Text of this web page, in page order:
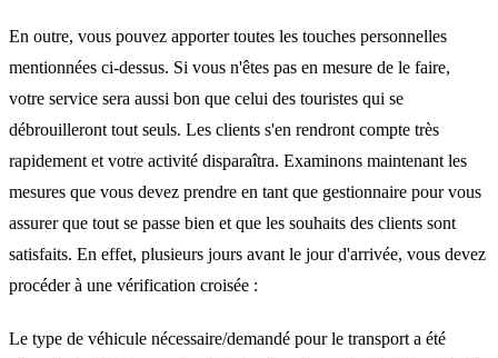
En outre, vous pouvez apporter toutes les touches personnelles
mentionnées ci-dessus. Si vous n'êtes pas en mesure de le faire,
votre service sera aussi bon que celui des touristes qui se
débrouilleront tout seuls. Les clients s'en rendront compte très
rapidement et votre activité disparaîtra. Examinons maintenant les
mesures que vous devez prendre en tant que gestionnaire pour vous
assurer que tout se passe bien et que les souhaits des clients sont
satisfaits. En effet, plusieurs jours avant le jour d'arrivée, vous devez
procéder à une vérification croisée :
Le type de véhicule nécessaire/demandé pour le transport a été